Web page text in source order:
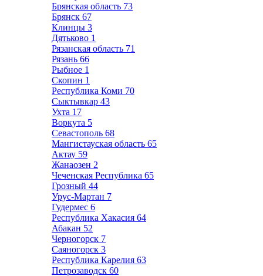
Брянская область 73
Брянск 67
Клинцы 3
Дятьково 1
Рязанская область 71
Рязань 66
Рыбное 1
Скопин 1
Республика Коми 70
Сыктывкар 43
Ухта 17
Воркута 5
Севастополь 68
Мангистауская область 65
Актау 59
Жанаозен 2
Чеченская Республика 65
Грозный 44
Урус-Мартан 7
Гудермес 6
Республика Хакасия 64
Абакан 52
Черногорск 7
Саяногорск 3
Республика Карелия 63
Петрозаводск 60